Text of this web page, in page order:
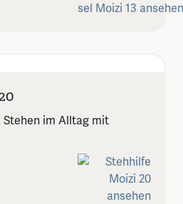
im Alltag mit